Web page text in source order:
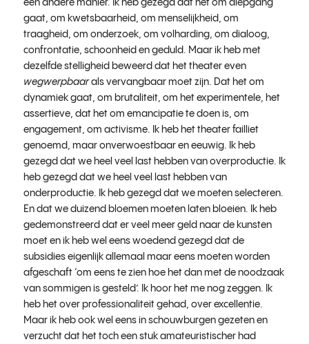
een andere manier. Ik heb gezegd dat het om diepgang
gaat, om kwetsbaarheid, om menselijkheid, om
traagheid, om onderzoek, om volharding, om dialoog,
confrontatie, schoonheid en geduld. Maar ik heb met
dezelfde stelligheid beweerd dat het theater even
wegwerpbaarals vervangbaar moet zijn. Dat het om
dynamiek gaat, om brutaliteit, om het experimentele, het
assertieve, dat het om emancipatie te doen is, om
engagement, om activisme. Ik heb het theater failliet
genoemd, maar onverwoestbaar en eeuwig. Ik heb
gezegd dat we heel veel last hebben van overproductie. Ik
heb gezegd dat we heel veel last hebben van
onderproductie. Ik heb gezegd dat we moeten selecteren.
En dat we duizend bloemen moeten laten bloeien. Ik heb
gedemonstreerd dat er veel meer geld naar de kunsten
moet en ik heb wel eens woedend gezegd dat de
subsidies eigenlijk allemaal maar eens moeten worden
afgeschaft ‘om eens te zien hoe het dan met de noodzaak
van sommigen is gesteld’. Ik hoor het me nog zeggen. Ik
heb het over professionaliteit gehad, over excellentie.
Maar ik heb ook wel eens in schouwburgen gezeten en
verzucht dat het toch een stuk amateuristischer had